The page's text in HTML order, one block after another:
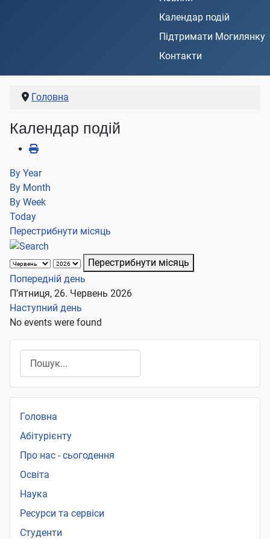
Календар подій
Підтримати Могилянку
Контакти
Головна
Календар подій
By Year
By Month
By Week
Today
Перестрибнути місяць
Перестрибнути місяць
Попередній день
П’ятниця, 26. Червень 2026
Наступний день
No events were found
Головна
Абітурієнту
Про нас - сьогодення
Освіта
Наука
Ресурси та сервіси
Студенти